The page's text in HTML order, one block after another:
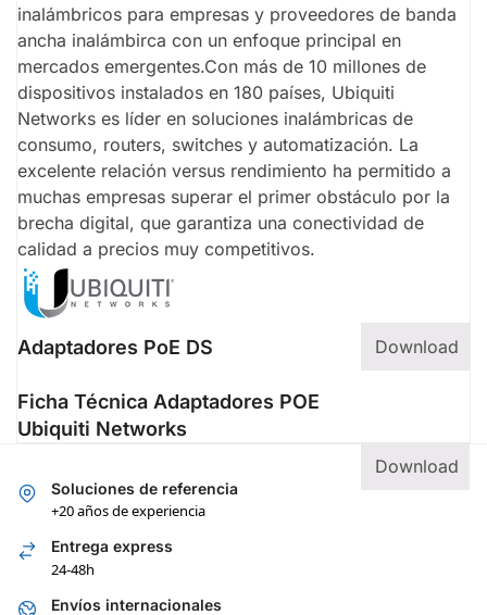
inalámbricos para empresas y proveedores de banda
ancha inalámbirca con un enfoque principal en
mercados emergentes.Con más de 10 millones de
dispositivos instalados en 180 países, Ubiquiti
Networks es líder en soluciones inalámbricas de
consumo, routers, switches y automatización. La
excelente relación versus rendimiento ha permitido a
muchas empresas superar el primer obstáculo por la
brecha digital, que garantiza una conectividad de
calidad a precios muy competitivos.
Adaptadores PoE DS Download
Ficha Técnica Adaptadores POE
Ubiquiti Networks
Download
Soluciones de referencia
+20 años de experiencia
Entrega express
24-48h
Envíos internacionales